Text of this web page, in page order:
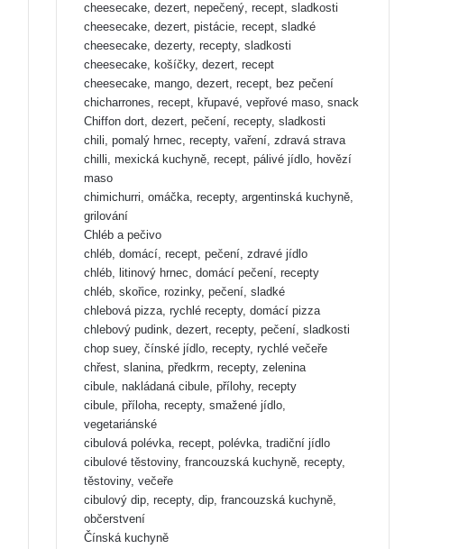
cheesecake, dezert, nepečený, recept, sladkosti
cheesecake, dezert, pistácie, recept, sladké
cheesecake, dezerty, recepty, sladkosti
cheesecake, košíčky, dezert, recept
cheesecake, mango, dezert, recept, bez pečení
chicharrones, recept, křupavé, vepřové maso, snack
Chiffon dort, dezert, pečení, recepty, sladkosti
chili, pomalý hrnec, recepty, vaření, zdravá strava
chilli, mexická kuchyně, recept, pálivé jídlo, hovězí
maso
chimichurri, omáčka, recepty, argentinská kuchyně,
grilování
Chléb a pečivo
chléb, domácí, recept, pečení, zdravé jídlo
chléb, litinový hrnec, domácí pečení, recepty
chléb, skořice, rozinky, pečení, sladké
chlebová pizza, rychlé recepty, domácí pizza
chlebový pudink, dezert, recepty, pečení, sladkosti
chop suey, čínské jídlo, recepty, rychlé večeře
chřest, slanina, předkrm, recepty, zelenina
cibule, nakládaná cibule, přílohy, recepty
cibule, příloha, recepty, smažené jídlo,
vegetariánské
cibulová polévka, recept, polévka, tradiční jídlo
cibulové těstoviny, francouzská kuchyně, recepty,
těstoviny, večeře
cibulový dip, recepty, dip, francouzská kuchyně,
občerstvení
Čínská kuchyně